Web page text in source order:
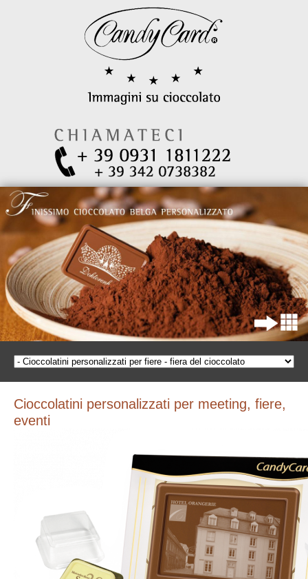
Cioccolatini personalizzati per meeting, fiere,
eventi